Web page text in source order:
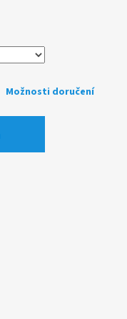
Možnosti doručení